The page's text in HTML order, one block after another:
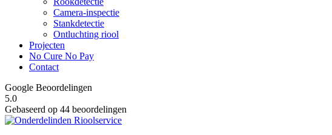
Camera-inspectie
Stankdetectie
Ontluchting riool
Projecten
No Cure No Pay
Contact
Google Beoordelingen
5.0
Gebaseerd op 44 beoordelingen